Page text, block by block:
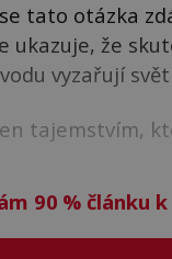
tato otázka
ukazuje, že
vyzařují
tajemstvím,
90 %článku k